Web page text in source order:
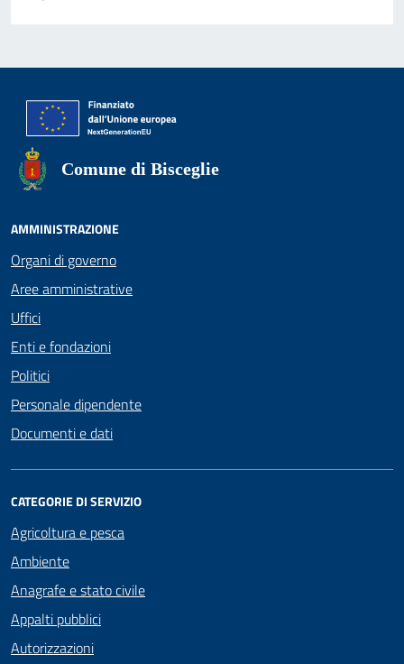
Comune di Bisceglie
AMMINISTRAZIONE
Organi di governo
Aree amministrative
Uffici
Enti e fondazioni
Politici
Personale dipendente
Documenti e dati
CATEGORIE DI SERVIZIO
Agricoltura e pesca
Ambiente
Anagrafe e stato civile
Appalti pubblici
Autorizzazioni